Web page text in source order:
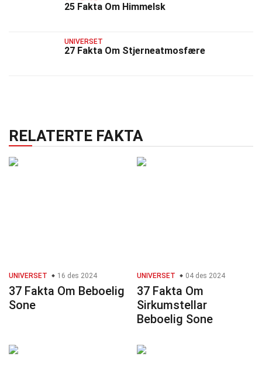
25 Fakta Om Himmelsk
UNIVERSET
27 Fakta Om Stjerneatmosfære
RELATERTE FAKTA
UNIVERSET 16 des 2024
37 Fakta Om Beboelig
Sone
UNIVERSET 04 des 2024
37 Fakta Om
Sirkumstellar
Beboelig Sone